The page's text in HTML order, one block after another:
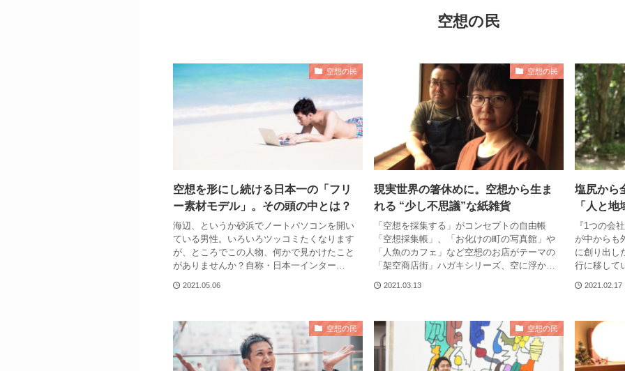
空想の民
空想の民
空想を形にし続ける日本一の「フリ
ー素材モデル」。その頭の中とは？
海辺、というか砂浜でノートパソコンを開い
ている男性。いろいろツッコミたくなります
が、ところでこの人物、何かで見かけたこと
がありませんか？自称・日本一インター…
2021.05.06
空想の民
現実世界の箸休めに。空想から生ま
れる “少し不思議”な紙雑貨
「空想を採集する」がコンセプトの自由帳
「空想採集帳」、「お化けの町の写真館」や
「人魚のカフェ」など空想のお店がテーマの
「架空商店街」ハガキシリーズ、空に浮か…
2021.03.13
塩尻から
「人と
『1つの会
が中からも
に創り出し
行に移して
2021.02.17
空想の民 空想の民